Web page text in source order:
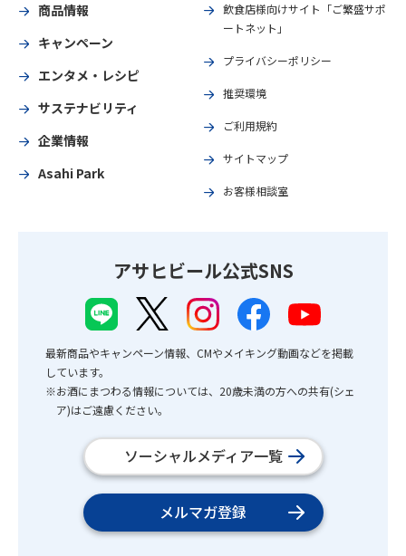
商品情報
キャンペーン
エンタメ・レシピ
サステナビリティ
企業情報
Asahi Park
飲食店様向けサイト「ご繁盛サポ
ートネット」
プライバシーポリシー
推奨環境
ご利用規約
サイトマップ
お客様相談室
アサヒビール公式SNS
最新商品やキャンペーン情報、CMやメイキング動画などを掲載
しています。
※お酒にまつわる情報については、20歳未満の方への共有(シェ
ア)はご遠慮ください。
ソーシャルメディア一覧
メルマガ登録